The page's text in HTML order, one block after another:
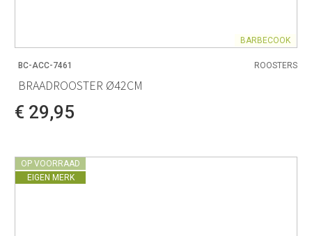
BARBECOOK
BC-ACC-7461 ROOSTERS
BRAADROOSTER Ø42CM
€ 29,95
OP VOORRAAD
EIGEN MERK